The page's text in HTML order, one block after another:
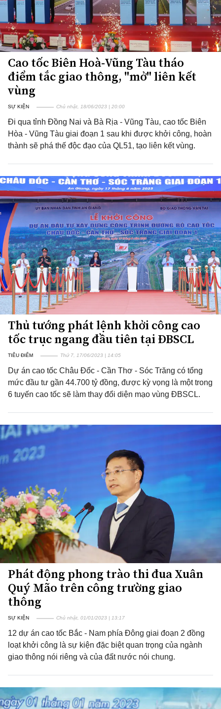
Cao tốc Biên Hoà-Vũng Tàu tháo
điểm tắc giao thông, "mở" liên kết
vùng
SỰ KIỆN Chủ nhật, 18/06/2023 | 20:00
Đi qua tỉnh Đồng Nai và Bà Rịa - Vũng Tàu, cao tốc Biên
Hòa - Vũng Tàu giai đoạn 1 sau khi được khởi công, hoàn
thành sẽ phá thế độc đạo của QL51, tạo liên kết vùng.
Thủ tướng phát lệnh khởi công cao
tốc trục ngang đầu tiên tại ĐBSCL
TIÊU ĐIỂM Thứ 7, 17/06/2023 | 14:05
Dự án cao tốc Châu Đốc - Cần Thơ - Sóc Trăng có tổng
mức đầu tư gần 44.700 tỷ đồng, được kỳ vọng là một trong
6 tuyến cao tốc sẽ làm thay đổi diện mạo vùng ĐBSCL.
Phát động phong trào thi đua Xuân
Quý Mão trên công trường giao
thông
SỰ KIỆN Chủ nhật, 01/01/2023 | 13:17
12 dự án cao tốc Bắc - Nam phía Đông giai đoạn 2 đồng
loạt khởi công là sự kiện đặc biệt quan trọng của ngành
giao thông nói riêng và của đất nước nói chung.